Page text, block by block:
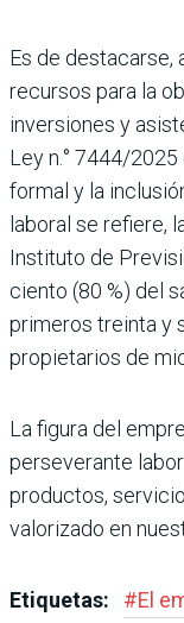
Es de destacarse,
recursos para la
inversiones y
Ley n.° 7444/
formal y la
laboral se refiere,
Instituto de
ciento (80 %) del
primeros treinta y
propietarios de
La figura del
perseverante
productos,
valorizado en
Etiquetas: #El